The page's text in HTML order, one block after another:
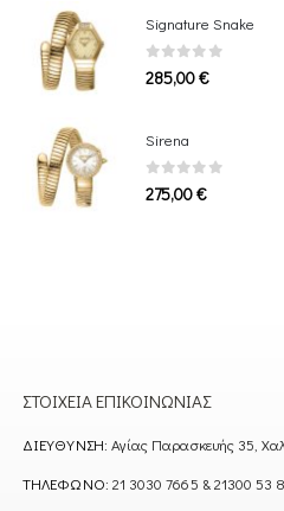
Signature Snake
0out of 5
285,00€
Sirena
0out of 5
275,00€
ΣΤΟΙΧΕΊΑ ΕΠΙΚΟΙΝΩΝΊΑΣ
ΔΙΕΎΘΥΝΣΗ: Αγίας Παρασκευής 35,
ΤΗΛΈΦΩΝΟ: 21 3030 7665 & 21300 53